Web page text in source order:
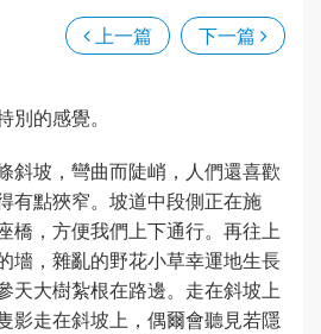
上一篇 下一篇
的感覺。
斜坡，彎曲而陡峭，人們還喜歡
有點狹窄。坡道中段側正在施
橋，方便我們上下通行。再往上
墻，雜亂的野花小草幸運地生長
天大樹紮根在路邊。走在斜坡上
影走在斜坡上，偶爾會聽見若隱